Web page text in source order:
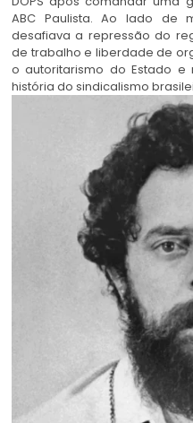
ABC Paulista. Ao lado de
desafiava a repressão do
de trabalho e liberdade de
o autoritarismo do Estado
história do sindicalismo